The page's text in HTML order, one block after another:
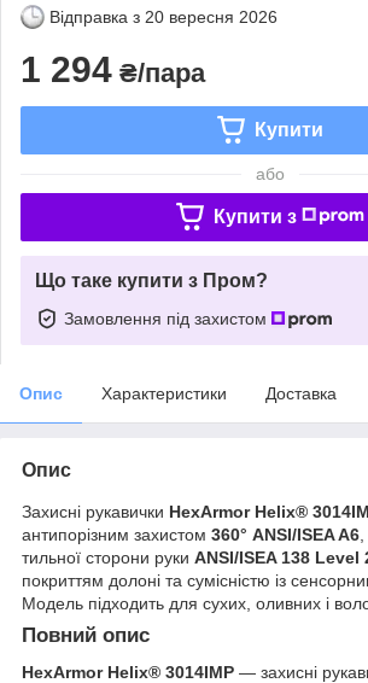
Відправка з 20 вересня 2026
1 294 ₴/пара
Купити
або
Купити з
Що таке купити з Пром?
Замовлення під захистом
Опис Характеристики Доставка
Опис
Захисні рукавички HexArmor Helix®
антипорізним захистом 360° ANSI/ISEA A6
тильної сторони руки ANSI/ISEA 138 Level
покриттям долоні та сумісністю із
Модель підходить для сухих, оливних і
Повний опис
HexArmor Helix® 3014IMP — захисні